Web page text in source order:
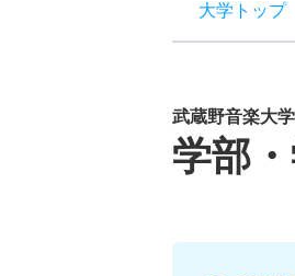
大学トップ
武蔵野音楽大
学部